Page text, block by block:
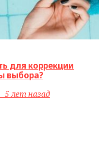
для коррекции
выбора?
5 лет назад